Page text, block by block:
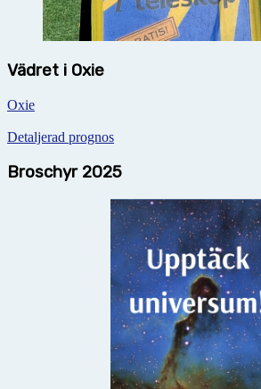
Vädret i Oxie
Oxie
Detaljerad prognos
Broschyr 2025